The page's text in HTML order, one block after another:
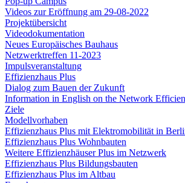
Videos zur Eröffnung am 29-08-2022
Projektübersicht
Videodokumentation
Neues Europäisches Bauhaus
Netzwerktreffen 11-2023
Impulsveranstaltung
Effizienzhaus Plus
Dialog zum Bauen der Zukunft
Information in English on the Network
Ziele
Modellvorhaben
Effizienzhaus Plus mit Elektromobilität in
Effizienzhaus Plus Wohnbauten
Weitere Effizienzhäuser Plus im Netzwerk
Effizienzhaus Plus Bildungsbauten
Effizienzhaus Plus im Altbau